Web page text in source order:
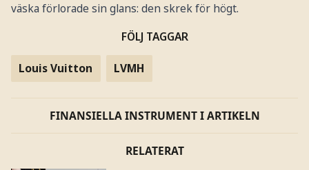
väska förlorade sin glans: den skrek för högt.
FÖLJ TAGGAR
Louis Vuitton LVMH
FINANSIELLA INSTRUMENT I ARTIKELN
RELATERAT